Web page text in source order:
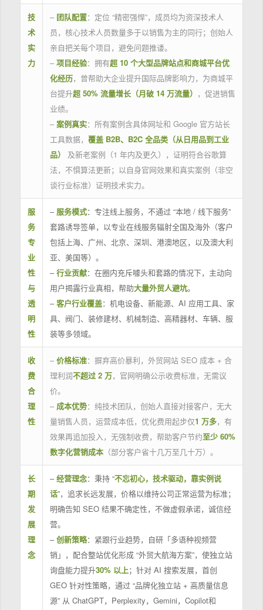
技
术
实
力
– 团队配置：定位 “精密强悍”，成员均为资深技术人
员，核心技术人员数量多于以销售为主的同行；创始人
亲自把关每个项目，避免问题推诿。
– 项目经验：拥有超 10 个大型品牌站点和商城平台优
化经历，曾帮助大企业提升国际品牌影响力，为商城平
台提升超 50% 流量增长（月破 14 万流量） ，促进销售
业绩。
– 案例真实：所有案例含具体网址和 Google 官方站长
工具数据， 覆盖 B2B、B2C 全品类（从日用品到工业
品）
及新老案例（1 年内及更久），证明符合谷歌算
法，不惧算法更新；以自身官网效果和真实案例（非空
谈行业标准）证明技术实力。
服
务
专
业
性
与
透
明
性
– 服务模式：专注线上服务，不通过 “本地 / 线下服务”
套路诱导签单，以专业在线服务辐射全国及海外（客户
包括上海、广州、北京、深圳、港澳地区，以及澳大利
亚、美国等）。
–行业贡献：在圈内充斥噱头和套路的情况下，主动向
用户揭露行业真相，帮助大量外贸人避坑。
–客户行业覆盖：机电设备、新能源、AI 应用工具、家
具、阀门、装修建材、机械制造、高精器材、车辆、服
装等多领域。
收
费
合
理
性
– 价格标准：摒弃高价暴利，外贸网站 SEO 成本 + 合
理利润不超过 2 万，官网明确公示收费标准，无需议
价。
– 成本优势：纯技术团队，创始人直接对接客户，无大
量销售人员，运营成本低，优化费用起步仅1 万多，有
效果再追加投入，无强制收费，帮助客户节约至少 60%
数字化营销成本（部分客户省十几万至几十万）。
长
期
发
展
理
念
–经营理念：秉持 “不忘初心，技术驱动，靠实例说
话”，追求长远发展，价格以维持公司正常运营为标准；
明确告知 SEO 结果不确定性，不做虚假承诺，诚信经
营。
–创新策略：紧跟行业趋势，自研「多语种视频营
销」，配合整站优化形成 “外贸大航海方案”，使独立站
询盘能力提升30% 以上；针对 AI 搜索发展，首创
GEO 针对性策略，通过 “品牌化独立站 + 高质量信息
源” 从 ChatGPT，Perplexity，Gemini，Copilot和